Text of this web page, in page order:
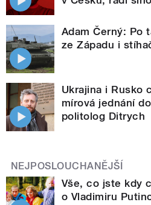
Adam Černý: Po
ze Západu i
Ukrajina i Rusko
mírová jednání
politolog Ditrych
NEJPOSLOUCHANĚJŠÍ
Vše, co jste kdy
o Vladimiru